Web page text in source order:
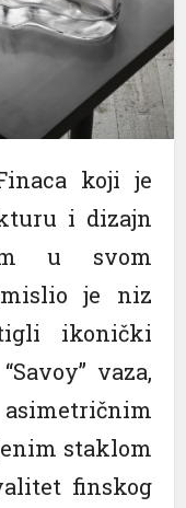
koji je
i dizajn
u svom
je niz
ikonički
vaza,
staklom
finskog